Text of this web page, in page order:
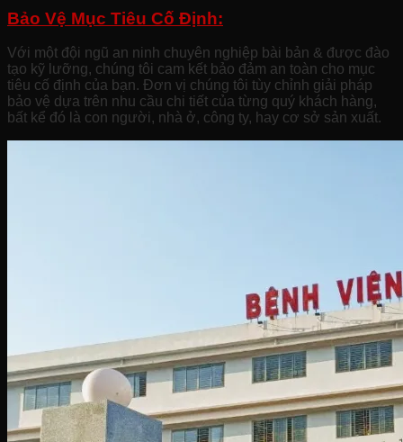
Bảo Vệ Mục Tiêu Cố Định:
Với một đội ngũ an ninh chuyên nghiệp bài bản & được đào
tạo kỹ lưỡng, chúng tôi cam kết bảo đảm an toàn cho mục
tiêu cố định của bạn. Đơn vị chúng tôi tùy chỉnh giải pháp
bảo vệ dựa trên nhu cầu chi tiết của từng quý khách hàng,
bất kể đó là con người, nhà ở, công ty, hay cơ sở sản xuất.